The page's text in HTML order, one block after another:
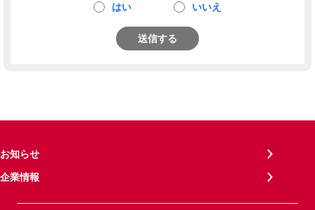
はい いいえ
送信する
お知らせ
企業情報